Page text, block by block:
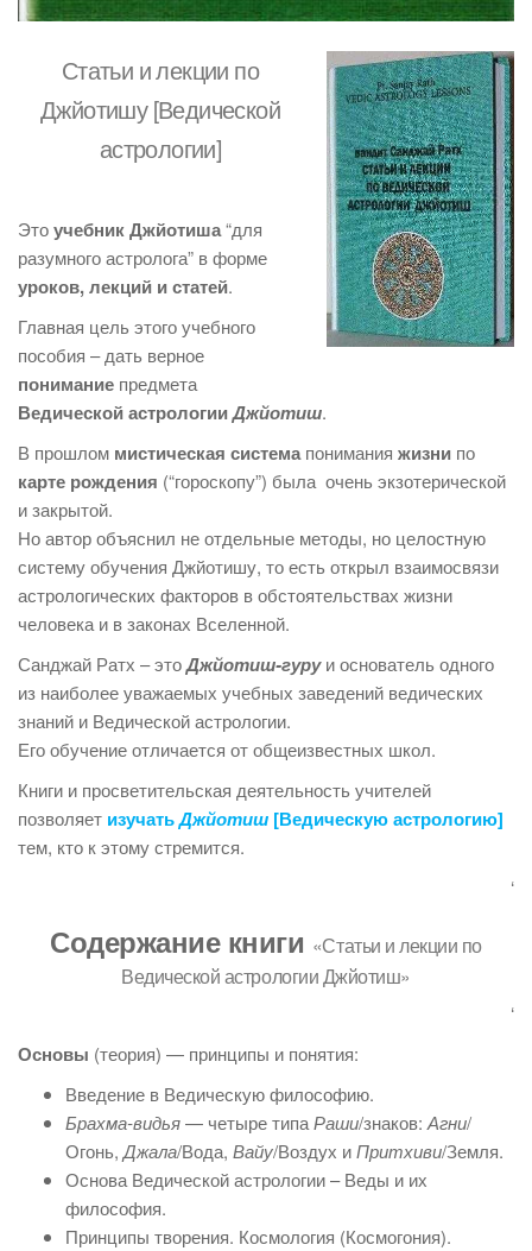
Статьи и лекции по
Джйотишу [Ведической
астрологии]
Этоучебник Джйотиша“для
разумного астролога” в форме
уроков, лекций и статей.
Главная цель этого учебного
пособия – дать верное
понимание предмета
Ведической астрологииДжйотиш.
В прошлом мистическая система понимания жизни по
карте рождения (“гороскопу”) была очень экзотерической
и закрытой.
Но автор объяснил не отдельные методы, но целостную
систему обучения Джйотишу, то есть открыл взаимосвязи
астрологических факторов в обстоятельствах жизни
человека и в законах Вселенной.
Санджай Ратх – этоДжйотиш-гуруи основатель одного
из наиболее уважаемых учебных заведений ведических
знаний и Ведической астрологии.
Его обучение отличается от общеизвестных школ.
Книги и просветительская деятельность учителей
позволяет изучатьДжйотиш [Ведическую астрологию]
тем, кто к этому стремится.
‘
Содержание книги «Статьи и лекции по
Ведической астрологии Джйотиш»
‘
Основы (теория) — принципы и понятия:
Введение в Ведическую философию.
Брахма-видья— четыре типаРаши/знаков: Агни/
Огонь, Джала/Вода, Вайу/Воздух иПритхиви/Земля.
Основа Ведической астрологии – Веды и их
философия.
Принципы творения. Космология (Космогония).